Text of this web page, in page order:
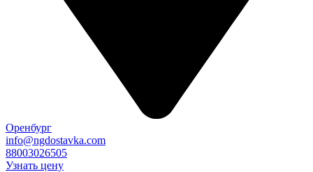
Оренбург
info@ngdostavka.com
88003026505
Узнать цену